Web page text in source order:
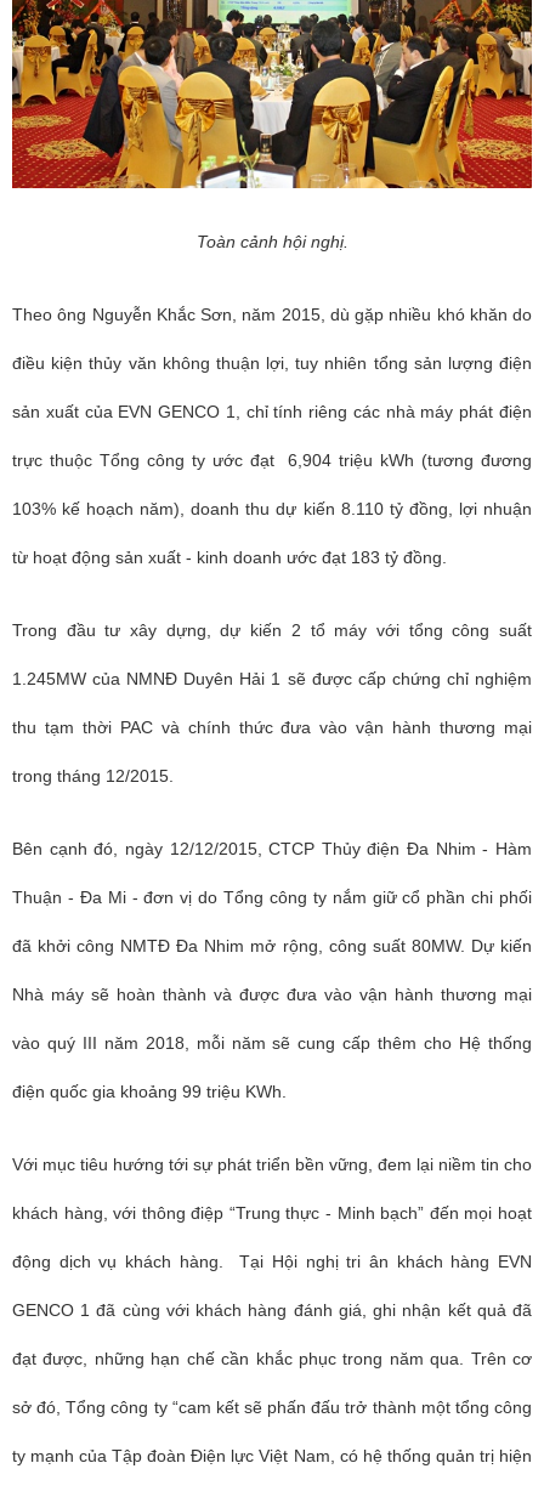
Toàn cảnh hội nghị.
Theo ông Nguyễn Khắc Sơn, năm 2015, dù gặp nhiều khó khăn do
điều kiện thủy văn không thuận lợi, tuy nhiên tổng sản lượng điện
sản xuất của EVN GENCO 1, chỉ tính riêng các nhà máy phát điện
trực thuộc Tổng công ty ước đạt 6,904 triệu kWh (tương đương
103% kế hoạch năm), doanh thu dự kiến 8.110 tỷ đồng, lợi nhuận
từ hoạt động sản xuất - kinh doanh ước đạt 183 tỷ đồng.
Trong đầu tư xây dựng, dự kiến 2 tổ máy với tổng công suất
1.245MW của NMNĐ Duyên Hải 1 sẽ được cấp chứng chỉ nghiệm
thu tạm thời PAC và chính thức đưa vào vận hành thương mại
trong tháng 12/2015.
Bên cạnh đó, ngày 12/12/2015, CTCP Thủy điện Đa Nhim - Hàm
Thuận - Đa Mi - đơn vị do Tổng công ty nắm giữ cổ phần chi phối
đã khởi công NMTĐ Đa Nhim mở rộng, công suất 80MW. Dự kiến
Nhà máy sẽ hoàn thành và được đưa vào vận hành thương mại
vào quý III năm 2018, mỗi năm sẽ cung cấp thêm cho Hệ thống
điện quốc gia khoảng 99 triệu KWh.
Với mục tiêu hướng tới sự phát triển bền vững, đem lại niềm tin cho
khách hàng, với thông điệp “Trung thực - Minh bạch” đến mọi hoạt
động dịch vụ khách hàng. Tại Hội nghị tri ân khách hàng EVN
GENCO 1 đã cùng với khách hàng đánh giá, ghi nhận kết quả đã
đạt được, những hạn chế cần khắc phục trong năm qua. Trên cơ
sở đó, Tổng công ty “cam kết sẽ phấn đấu trở thành một tổng công
ty mạnh của Tập đoàn Điện lực Việt Nam, có hệ thống quản trị hiện